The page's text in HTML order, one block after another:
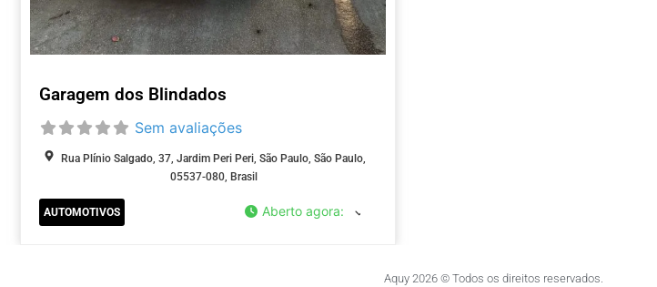
Garagem dos Blindados
Sem avaliações
Rua Plínio Salgado, 37, Jardim Peri Peri, São Paulo, São Paulo,
05537-080, Brasil
AUTOMOTIVOS Aberto agora:
Aquy 2026 © Todos os direitos reservados.